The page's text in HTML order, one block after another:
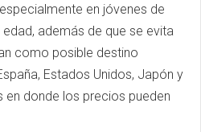
en jóvenes de
además de que se evita
como posible destino
Estados Unidos, Japón y
donde los precios pueden